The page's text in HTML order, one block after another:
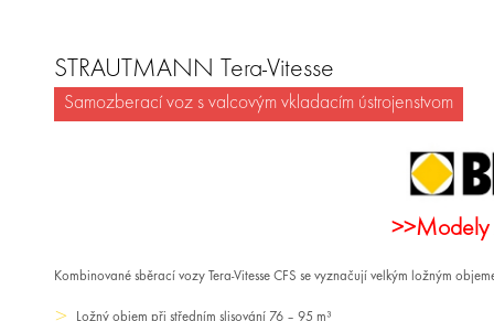
STRAUTMANN Tera-Vitesse
Samozberací voz s valcovým vkladacím ústrojenstvom
>>Modely
Kombinované sběrací vozy Tera-Vitesse CFS se vyznačují velkým ložným
Ložný objem při středním slisování 76 – 95 m³